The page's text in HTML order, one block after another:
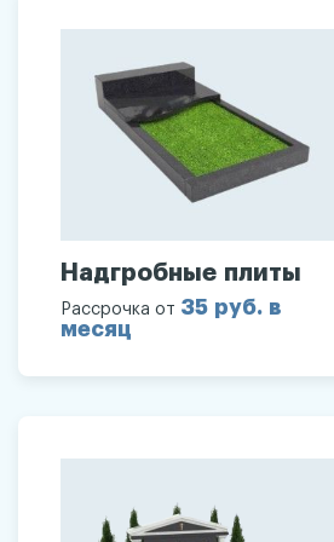
Надгробные плиты
Рассрочка от 35 руб. в
месяц